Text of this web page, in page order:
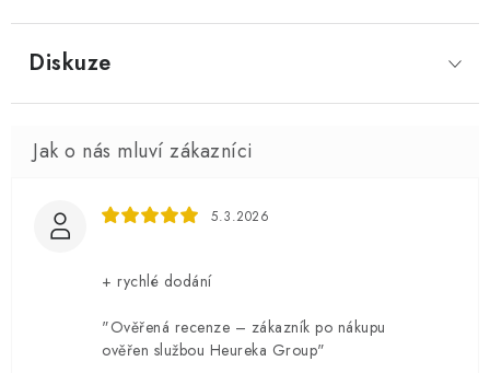
Diskuze
5.3.2026
+ rychlé dodání
"Ověřená recenze – zákazník po nákupu
ověřen službou Heureka Group"